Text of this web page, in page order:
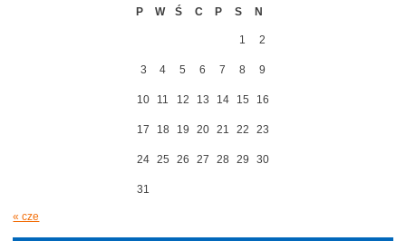
P
W Ś C P S N
1 2
3 4 5 6 7 8 9
10 11 12 13 14 15 16
17 18 19 20 21 22 23
24 25 26 27 28 29 30
31
« cze